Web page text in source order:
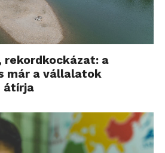
rekordkockázat: a
már a vállalatok
átírja